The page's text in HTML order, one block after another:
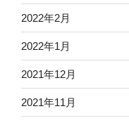
2022年2月
2022年1月
2021年12月
2021年11月